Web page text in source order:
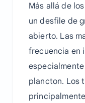
Más allá de
un desfile de
abierto. Las
frecuencia en
plancton. Los